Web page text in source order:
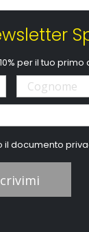
per il tuo
il documento